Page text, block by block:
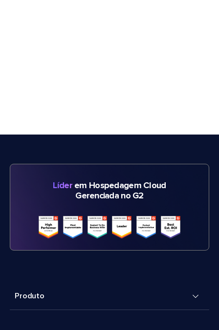
Líderem Hospedagem Cloud
Gerenciada no G2
Produto